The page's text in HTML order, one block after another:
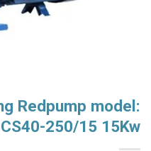
Redpump model:
CS40-250/15 15Kw